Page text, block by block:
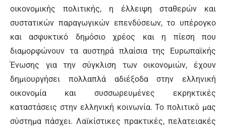
οικονομικής πολιτικής, η έλλειψη σταθερών και
συστατικών παραγωγικών επενδύσεων, το υπέρογκο
και ασφυκτικό δημόσιο χρέος και η πίεση που
διαμορφώνουν τα αυστηρά πλαίσια της Ευρωπαϊκής
Ένωσης για την σύγκλιση των οικονομιών, έχουν
δημιουργήσει πολλαπλά αδιέξοδα στην ελληνική
οικονομία και συσσωρευμένες εκρηκτικές
καταστάσεις στην ελληνική κοινωνία. Το πολιτικό μας
σύστημα πάσχει. Λαϊκίστικες πρακτικές, πελατειακές